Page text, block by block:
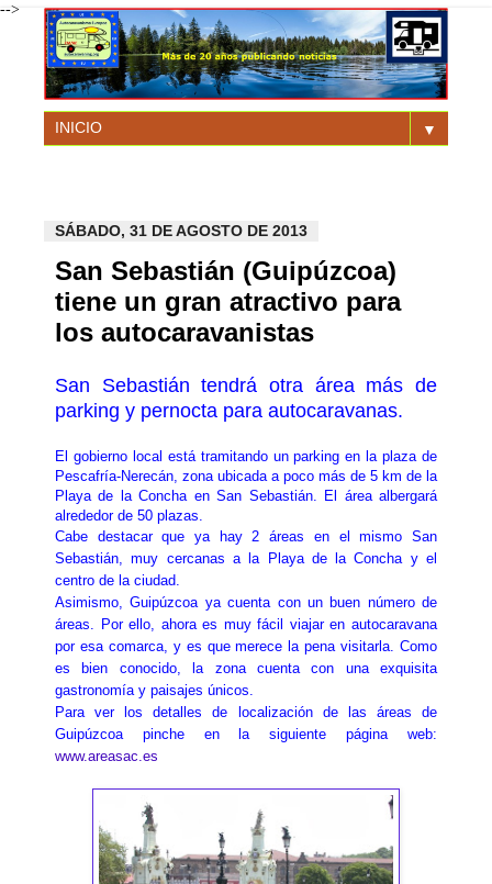
-->
▼
SÁBADO, 31 DE AGOSTO DE 2013
San Sebastián (Guipúzcoa)
tiene un gran atractivo para
los autocaravanistas
San Sebastián tendrá otra área más de
parking y pernocta para autocaravanas.
El gobierno local está tramitando un parking en la plaza de
Pescafría-Nerecán, zona ubicada a poco más de 5 km de la
Playa de la Concha en San Sebastián. El área albergará
alrededor de 50 plazas.
Cabe destacar que ya hay 2 áreas en el mismo San
Sebastián, muy cercanas a la Playa de la Concha y el
centro de la ciudad.
Asimismo, Guipúzcoa ya cuenta con un buen número de
áreas. Por ello, ahora es muy fácil viajar en autocaravana
por esa comarca, y es que merece la pena visitarla. Como
es bien conocido, la zona cuenta con una exquisita
gastronomía y paisajes únicos.
Para ver los detalles de localización de las áreas de
Guipúzcoa pinche en la siguiente página web:
www.areasac.es